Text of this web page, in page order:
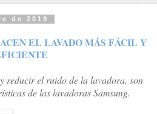
de 2019
EL LAVADO MÁS FÁCIL Y
reducir el ruido de la lavadora, son
de las lavadoras Samsung.